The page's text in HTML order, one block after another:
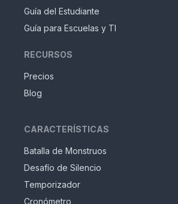
Guía del Estudiante
Guía para Escuelas y TI
RECURSOS
Precios
Blog
CARACTERÍSTICAS
Batalla de Monstruos
Desafío de Silencio
Temporizador
Cronómetro